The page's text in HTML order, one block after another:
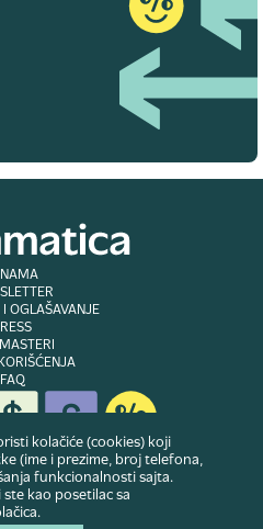
OGLAŠAVANJE
FAQ
& owned byDubes doo
kolačiće (cookies) koji
(ime i prezime, broj telefona,
funkcionalnosti sajta.
ste kao posetilac sa